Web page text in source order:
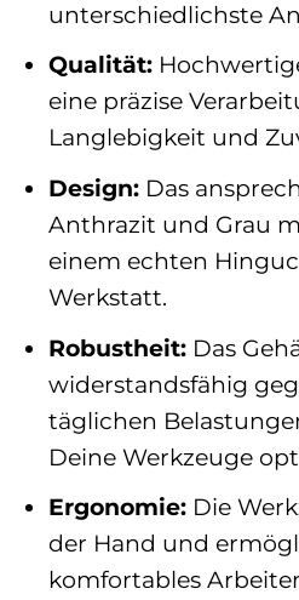
unterschiedlichste
Qualität:
eine präzise
Langlebigkeit und
Design:Das
Anthrazit und Grau
einem echten
Werkstatt.
Robustheit:Das
widerstandsfähig
täglichen
Deine Werkzeuge
Ergonomie:Die
der Hand und
komfortables